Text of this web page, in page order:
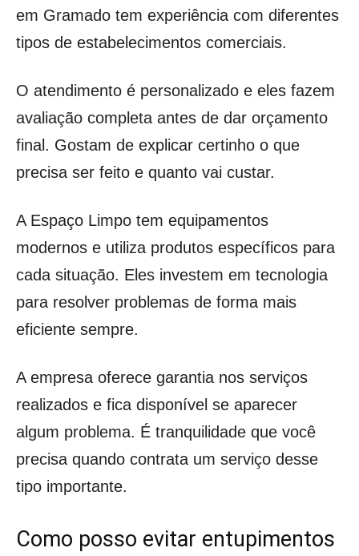
em Gramado tem experiência com diferentes
tipos de estabelecimentos comerciais.
O atendimento é personalizado e eles fazem
avaliação completa antes de dar orçamento
final. Gostam de explicar certinho o que
precisa ser feito e quanto vai custar.
A Espaço Limpo tem equipamentos
modernos e utiliza produtos específicos para
cada situação. Eles investem em tecnologia
para resolver problemas de forma mais
eficiente sempre.
A empresa oferece garantia nos serviços
realizados e fica disponível se aparecer
algum problema. É tranquilidade que você
precisa quando contrata um serviço desse
tipo importante.
Como posso evitar entupimentos